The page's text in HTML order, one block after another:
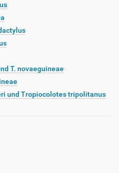
T. novaeguineae
und Tropiocolotes tripolitanus